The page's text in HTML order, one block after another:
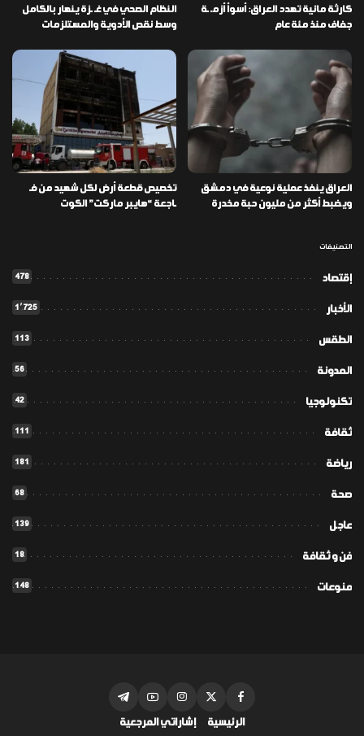
كارثة مائية تهدد العراق: أسوأ أزمـ ـة
جفاف منذ مئة عام
النظام الصحي في غـ ـزة ينهار بالكامل
وسط نقص الأدوية والمستلزمات
العراق ينفذ عملية نوعية في دمشق
ويضبط أكثر من مليون حبة مخدرة
تخصيص قطعة أرض لكل شهيد من فـ
ـاجعة “هايبر ماركت” الكوت
التصنيفات
إقتصاد 478
الأخبار 1٬725
الطقس 113
المدونة 56
تكنولوجيا 42
ثقافة 111
رياضة 181
صحة 68
عاجل 139
فن و ثقافة 18
منوعات 148
الرئيسية إشاراتي المرجعية